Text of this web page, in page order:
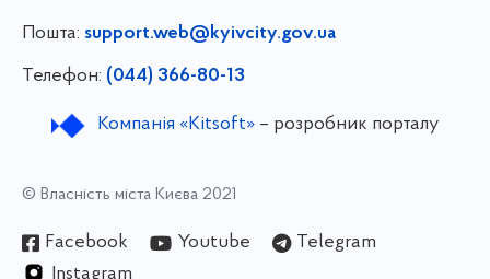
Пошта: support.web@kyivcity.gov.ua
Телефон: (044) 366-80-13
Компанія «Kitsoft»– розробник порталу
© Власність міста Києва 2021
Facebook Youtube
Telegram
Instagram